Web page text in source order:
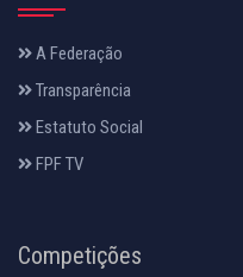
A Federação
Transparência
Estatuto Social
FPF TV
Competições